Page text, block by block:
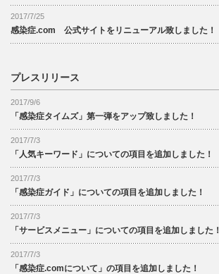
2017/7/25
感染症.com 公式サイトをリニューアル致しました！
プレスリリース
2017/9/6
「感染症タイムズ」第一弾をアップ致しました！
2017/7/3
「人気キーワード」についての項目を追加しました！
2017/7/3
「感染症ガイド」についての項目を追加しました！
2017/7/3
「サービスメニュー」についての項目を追加しました！
2017/7/3
「感染症.comについて」の項目を追加しました！